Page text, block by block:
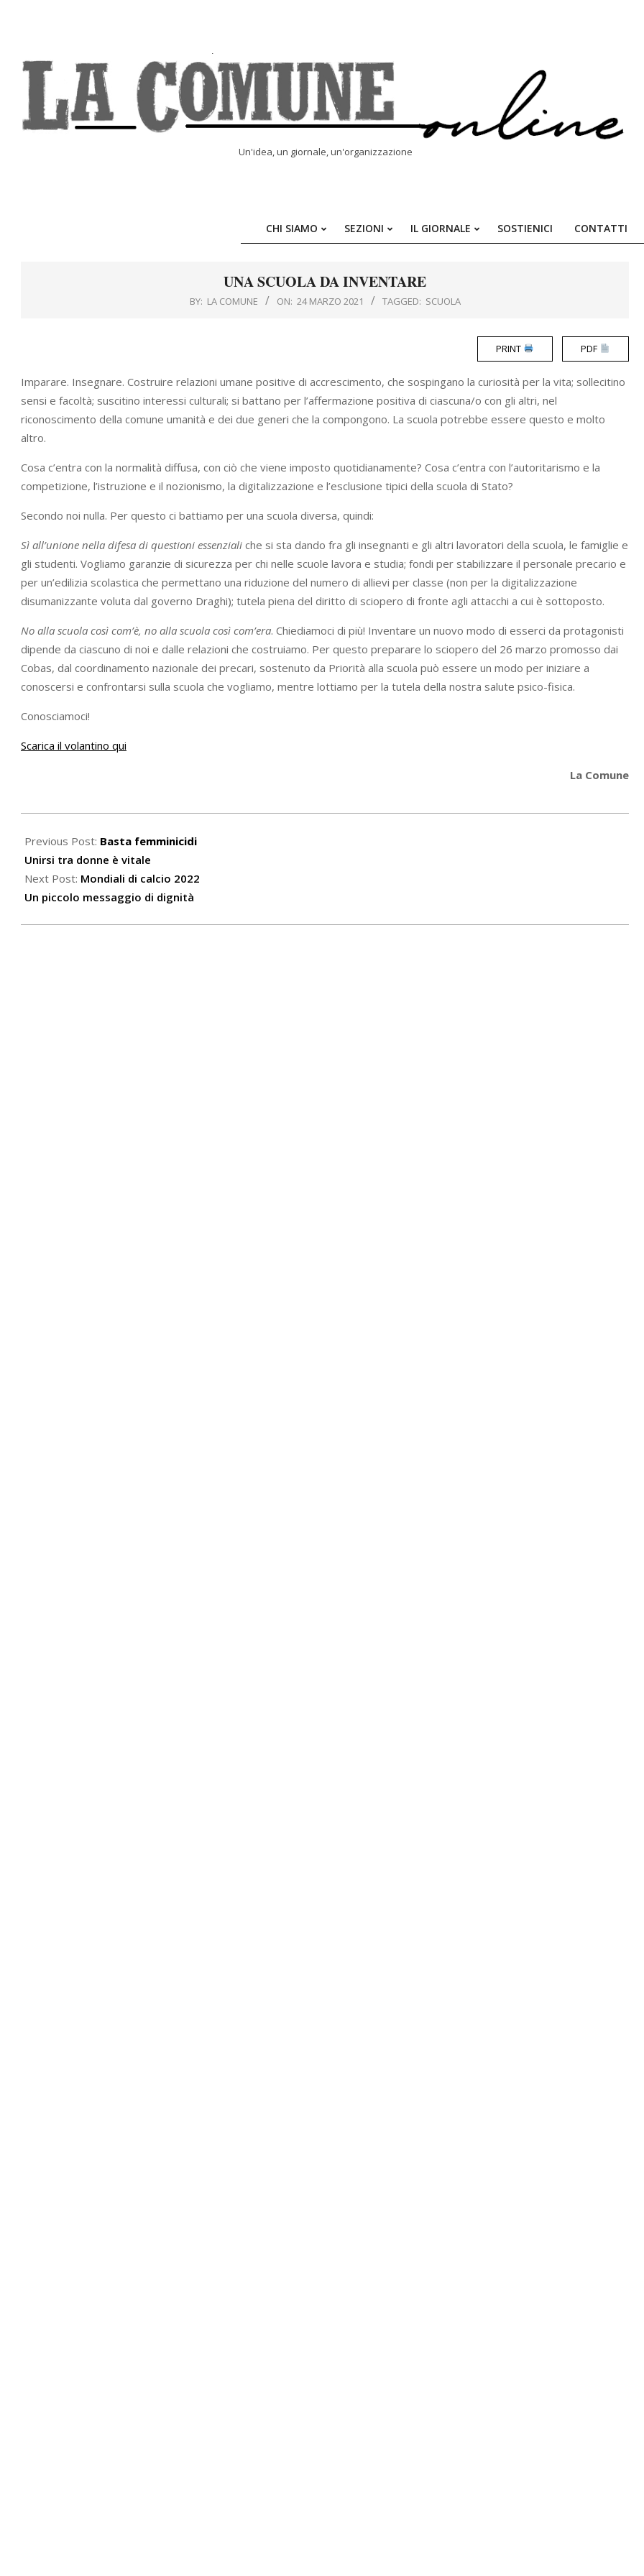
Un'idea, un giornale, un'organizzazione
Primary
CHI SIAMO SEZIONI IL GIORNALE SOSTIENICI CONTATTI
UNA SCUOLA DA INVENTARE
BY: LA COMUNE ON: 24 MARZO 2021 TAGGED: SCUOLA
PRINT PDF
Imparare. Insegnare. Costruire relazioni umane positive di accrescimento, che sospingano la curiosità per la vita; sollecitino
sensi e facoltà; suscitino interessi culturali; si battano per l’affermazione positiva di ciascuna/o con gli altri, nel
riconoscimento della comune umanità e dei due generi che la compongono. La scuola potrebbe essere questo e molto
altro.
Cosa c’entra con la normalità diffusa, con ciò che viene imposto quotidianamente? Cosa c’entra con l’autoritarismo e la
competizione, l’istruzione e il nozionismo, la digitalizzazione e l’esclusione tipici della scuola di Stato?
Secondo noi nulla. Per questo ci battiamo per una scuola diversa, quindi:
Sì all’unione nella difesa di questioni essenziali che si sta dando fra gli insegnanti e gli altri lavoratori della scuola, le famiglie e
gli studenti. Vogliamo garanzie di sicurezza per chi nelle scuole lavora e studia; fondi per stabilizzare il personale precario e
per un’edilizia scolastica che permettano una riduzione del numero di allievi per classe (non per la digitalizzazione
disumanizzante voluta dal governo Draghi); tutela piena del diritto di sciopero di fronte agli attacchi a cui è sottoposto.
No alla scuola così com’è, no alla scuola così com’era. Chiediamoci di più! Inventare un nuovo modo di esserci da protagonisti
dipende da ciascuno di noi e dalle relazioni che costruiamo. Per questo preparare lo sciopero del 26 marzo promosso dai
Cobas, dal coordinamento nazionale dei precari, sostenuto da Priorità alla scuola può essere un modo per iniziare a
conoscersi e confrontarsi sulla scuola che vogliamo, mentre lottiamo per la tutela della nostra salute psico-fisica.
Conosciamoci!
Scarica il volantino qui
La Comune
03-
24
Previous Post: Basta femminicidi
Unirsi tra donne è vitale
Next Post: Mondiali di calcio 2022
Un piccolo messaggio di dignità